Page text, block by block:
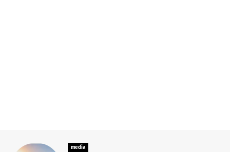
media